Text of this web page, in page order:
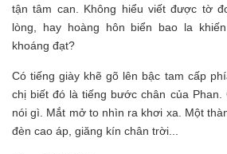
tận tâm can. Không hiểu viết được tờ
lòng, hay hoàng hôn biển bao la
khoáng đạt?
Có tiếng giày khẽ gõ lên bậc tam cấp
chị biết đó là tiếng bước chân của Phan.
nói gì. Mắt mở to nhìn ra khơi xa. Một
đèn cao áp, giăng kín chân trời...